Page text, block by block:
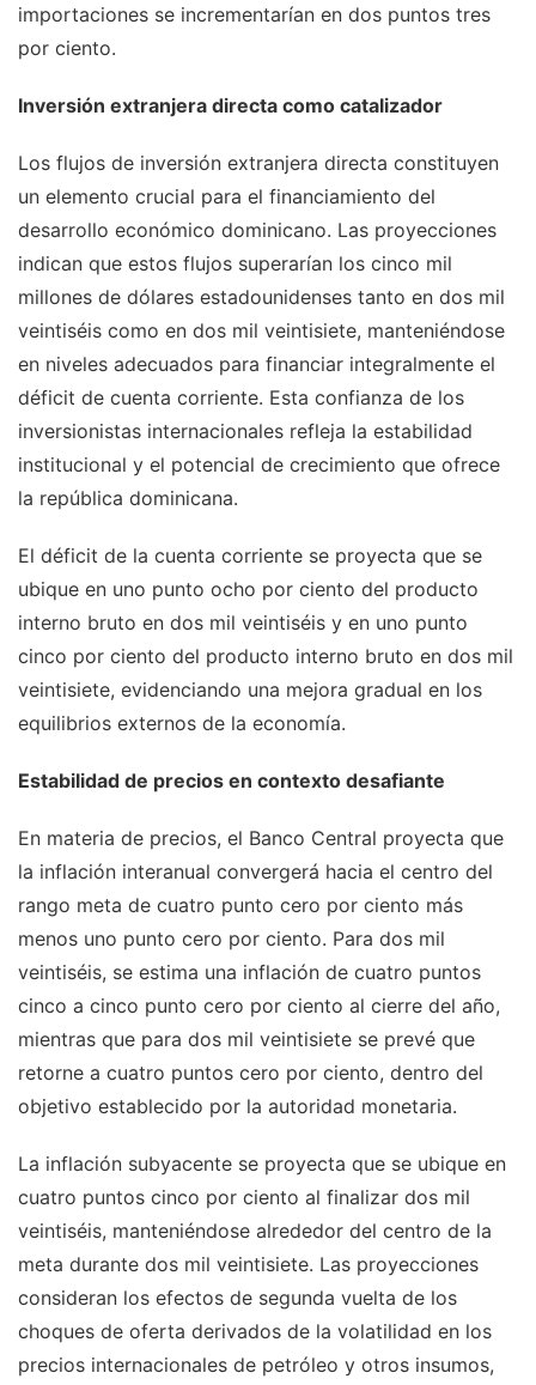
importaciones se incrementarían en dos puntos tres
por ciento.
Inversión extranjera directa como catalizador
Los flujos de inversión extranjera directa constituyen
un elemento crucial para el financiamiento del
desarrollo económico dominicano. Las proyecciones
indican que estos flujos superarían los cinco mil
millones de dólares estadounidenses tanto en dos mil
veintiséis como en dos mil veintisiete, manteniéndose
en niveles adecuados para financiar integralmente el
déficit de cuenta corriente. Esta confianza de los
inversionistas internacionales refleja la estabilidad
institucional y el potencial de crecimiento que ofrece
la república dominicana.
El déficit de la cuenta corriente se proyecta que se
ubique en uno punto ocho por ciento del producto
interno bruto en dos mil veintiséis y en uno punto
cinco por ciento del producto interno bruto en dos mil
veintisiete, evidenciando una mejora gradual en los
equilibrios externos de la economía.
Estabilidad de precios en contexto desafiante
En materia de precios, el Banco Central proyecta que
la inflación interanual convergerá hacia el centro del
rango meta de cuatro punto cero por ciento más
menos uno punto cero por ciento. Para dos mil
veintiséis, se estima una inflación de cuatro puntos
cinco a cinco punto cero por ciento al cierre del año,
mientras que para dos mil veintisiete se prevé que
retorne a cuatro puntos cero por ciento, dentro del
objetivo establecido por la autoridad monetaria.
La inflación subyacente se proyecta que se ubique en
cuatro puntos cinco por ciento al finalizar dos mil
veintiséis, manteniéndose alrededor del centro de la
meta durante dos mil veintisiete. Las proyecciones
consideran los efectos de segunda vuelta de los
choques de oferta derivados de la volatilidad en los
precios internacionales de petróleo y otros insumos,